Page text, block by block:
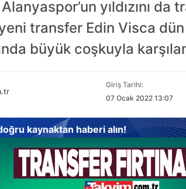
yıldızını
yeni transfer Edin Visca
büyük coşkuyla
Giriş Tarihi:
07 Ocak 2022 13:07
kaynaktan haberi alın!